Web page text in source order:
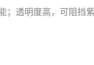
透明度高，可阻挡